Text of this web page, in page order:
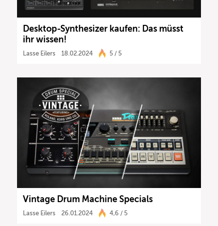
Desktop-Synthesizer kaufen: Das müsst
ihr wissen!
Lasse Eilers 18.02.2024 5 / 5
Vintage Drum Machine Specials
Lasse Eilers 26.01.2024 4,6 / 5